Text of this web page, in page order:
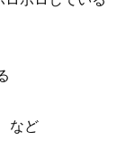
など